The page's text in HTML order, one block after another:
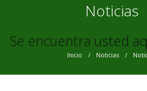
Noticias
Se encuentra usted
Inicio / Noticias /